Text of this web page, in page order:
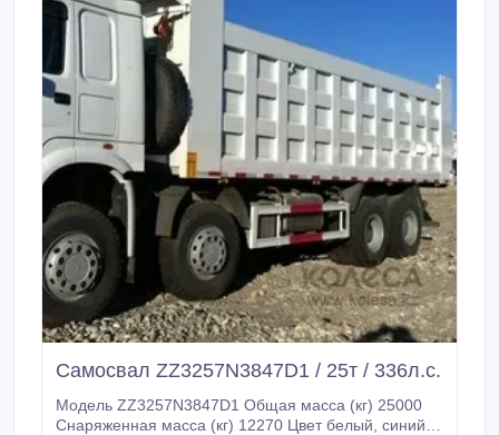
Самосвал ZZ3257N3847D1 / 25т / 336л.с.
Модель ZZ3257N3847D1 Общая масса (кг) 25000
Снаряженная масса (кг) 12270 Цвет белый, синий,